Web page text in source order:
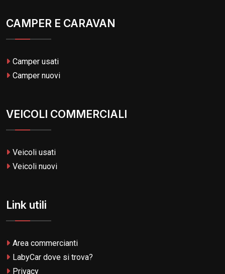
CAMPER E CARAVAN
Camper usati
Camper nuovi
VEICOLI COMMERCIALI
Veicoli usati
Veicoli nuovi
Link utili
Area commercianti
LabyCar dove si trova?
Privacy